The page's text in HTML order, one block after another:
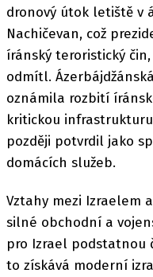
dronový útok letiště v
Nachičevan, což
íránský teroristický
odmítl.
oznámila rozbití
kritickou
později potvrdil jako
domácích služeb.
Vztahy mezi Izraelem
silné obchodní a
pro Izrael podstatnou
to získává moderní